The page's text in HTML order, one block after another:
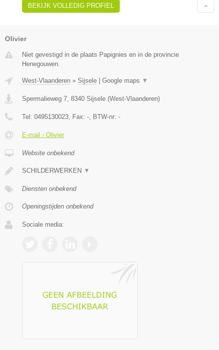
BEKIJK VOLLEDIG PROFIEL
Olivier
Niet gevestigd in de plaats Papignies en in de provincie
Henegouwen.
West-Vlaanderen » Sijsele | Google maps ▼
Spermalieweg 7 8340 Sijsele (West-Vlaanderen)
Tel: 0495130023 , Fax: - , BTW-nr: -
E-mail › Olivier
Website onbekend
SCHILDERWERKEN ▼
Diensten onbekend
Openingstijden onbekend
Sociale media: